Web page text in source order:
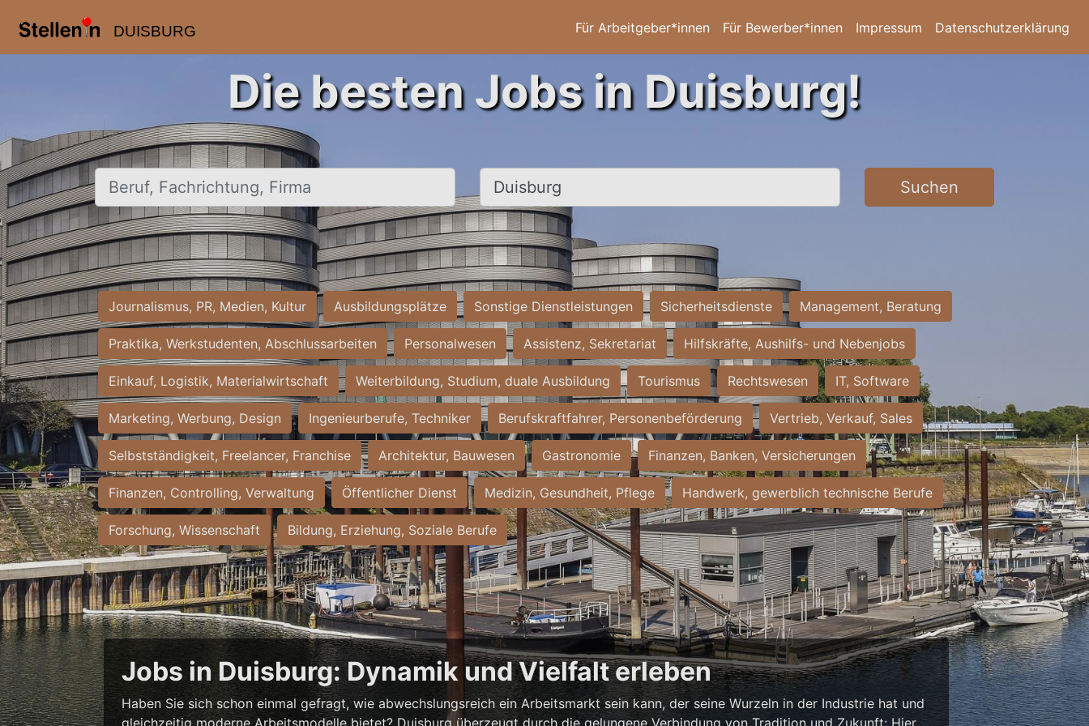
DUISBURG Für Arbeitgeber*innen Für Bewerber*innen Impressum Datenschutzerklärung
Die besten Jobs in Duisburg!
Beruf, Fachrichtung, Firma Ort, Stadt Suchen
Journalismus, PR, Medien, Kultur Ausbildungsplätze Sonstige Dienstleistungen Sicherheitsdienste Management, Beratung
Praktika, Werkstudenten, Abschlussarbeiten Personalwesen Assistenz, Sekretariat Hilfskräfte, Aushilfs- und Nebenjobs
Einkauf, Logistik, Materialwirtschaft Weiterbildung, Studium, duale Ausbildung Tourismus Rechtswesen IT, Software
Marketing, Werbung, Design Ingenieurberufe, Techniker Berufskraftfahrer, Personenbeförderung Vertrieb, Verkauf, Sales
Selbstständigkeit, Freelancer, Franchise Architektur, Bauwesen Gastronomie Finanzen, Banken, Versicherungen
Finanzen, Controlling, Verwaltung Öffentlicher Dienst Medizin, Gesundheit, Pflege Handwerk, gewerblich technische Berufe
Forschung, Wissenschaft Bildung, Erziehung, Soziale Berufe
Jobs in Duisburg: Dynamik und Vielfalt erleben
Haben Sie sich schon einmal gefragt, wie abwechslungsreich ein Arbeitsmarkt sein kann, der seine Wurzeln in der Industrie hat und